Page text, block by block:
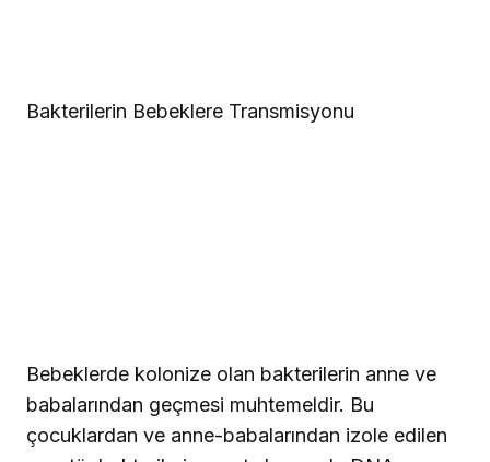
Bakterilerin Bebeklere Transmisyonu
Bebeklerde kolonize olan bakterilerin anne ve
babalarından geçmesi muhtemeldir. Bu
çocuklardan ve anne-babalarından izole edilen